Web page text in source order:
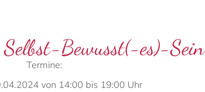
Selbst-Bewusst(-es)-Sein
Termine:
von 14:00 bis 19:00 Uhr